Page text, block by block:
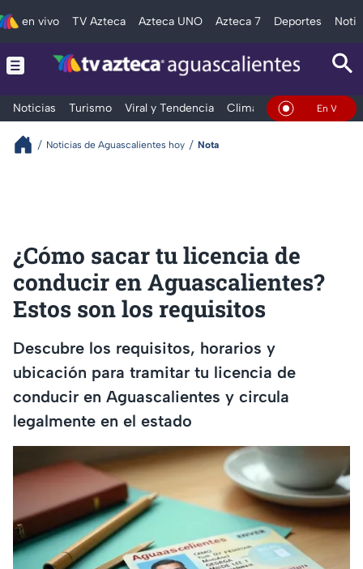
en vivo TV Azteca Azteca UNO Azteca 7 Deportes
Noticias Turismo Viral y Tendencia Clima DeportesEn Vivo
Noticias de Aguascalientes hoy Nota
¿Cómo sacar tu licencia de
conducir en Aguascalientes?
Estos son los requisitos
Descubre los requisitos, horarios y
ubicación para tramitar tu licencia de
conducir en Aguascalientes y circula
legalmente en el estado